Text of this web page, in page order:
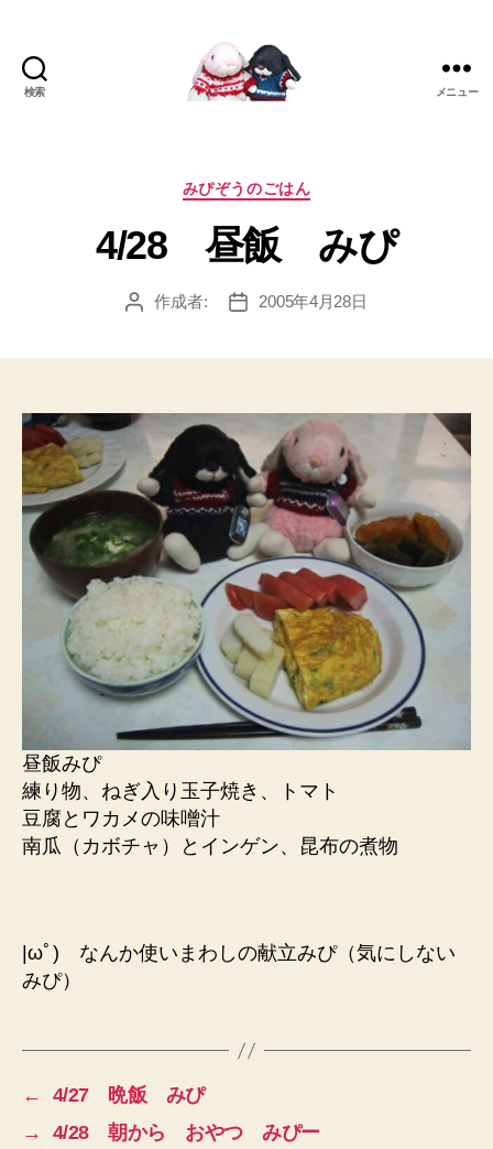
検索
ぴ
う
Blog
メニュー
カ
ゴ
リ
みぴぞうのごはん
4/28 昼飯 みぴ
投
作成者:
投
2005年4月28日
昼飯みぴ
練り物、ねぎ入り玉子焼き、トマト
豆腐とワカメの味噌汁
南瓜（カボチャ）とインゲン、昆布の煮物
|ωﾟ) なんか使いまわしの献立みぴ（気にしない
みぴ）
←
4/27 晩飯 みぴ
→
4/28 朝から おやつ みぴー